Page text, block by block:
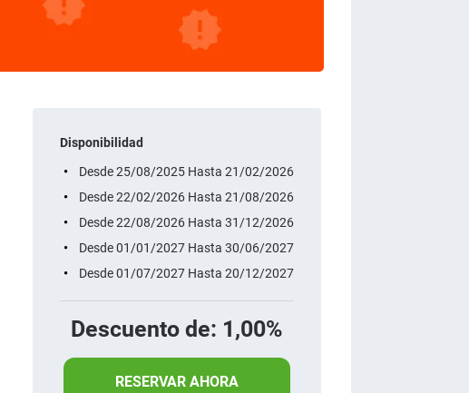
Disponibilidad
Desde 25/08/2025 Hasta 21/02/2026
Desde 22/02/2026 Hasta 21/08/2026
Desde 22/08/2026 Hasta 31/12/2026
Desde 01/01/2027 Hasta 30/06/2027
Desde 01/07/2027 Hasta 20/12/2027
Descuento de: 1,00%
RESERVAR AHORA